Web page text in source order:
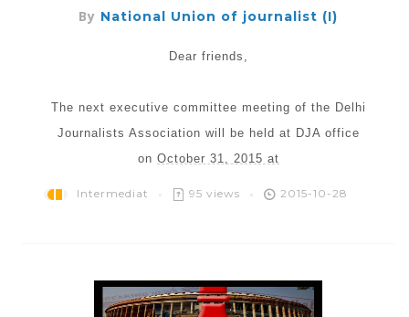
By National Union of journalist (I)
Dear friends,
The next executive committee meeting of the Delhi
Journalists Association will be held at DJA office
on October 31, 2015 at
Intermediat 95 views 2015-10-28